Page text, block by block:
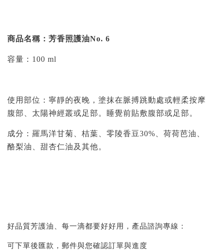
商品名稱：芳香照護油No. 6
容量：100 ml
使用部位：寧靜的夜晚，塗抹在脈搏跳動處或輕柔按摩
腹部、太陽神經叢或足部。睡覺前貼敷腹部或足部。
成分：羅馬洋甘菊、桔葉、零陵香豆30%、荷荷芭油、
酪梨油、甜杏仁油及其他。
好品質芳護油、每一滴都要好好用，產品諮詢專線：
可下單後匯款，郵件與您確認訂單與進度